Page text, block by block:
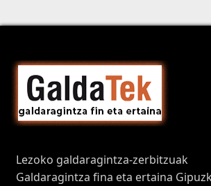
Lezoko galdaragintza-zerbitzuak
Galdaragintza fina eta ertaina